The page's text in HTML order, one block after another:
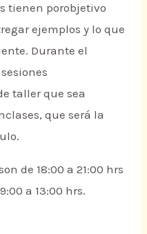
tienen porobjetivo
ejemplos y lo que
Durante el
taller que sea
que será la
de 18:00 a 21:00 hrs
a 13:00 hrs.